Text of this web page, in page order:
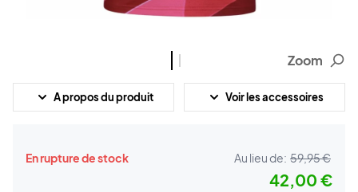
Zoom
A propos du produit Voir les accessoires
En rupture de stock Au lieu de: 59,95 €
42,00 €